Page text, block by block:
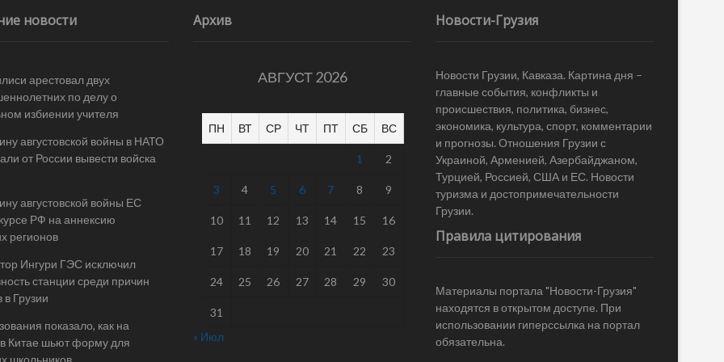
новости
арестовал двух
по делу о
избиении учителя
августовской войны в НАТО
от России вывести войска
августовской войны ЕС
РФ на аннексию
регионов
Ингури ГЭС исключил
станции среди причин
в Грузии
показало, как на
Китае шьют форму для
школьников
Архив
АВГУСТ 2026
ПН ВТ СР ЧТ ПТ СБ ВС
1 2
3 4 5 6 7 8 9
10 11 12 13 14 15 16
17 18 19 20 21 22 23
24 25 26 27 28 29 30
31
« Июл
Новости-Грузия
Новости Грузии, Кавказа. Картина дня –
главные события, конфликты и
происшествия, политика, бизнес,
экономика, культура, спорт, комментарии
и прогнозы. Отношения Грузии с
Украиной, Арменией, Азербайджаном,
Турцией, Россией, США и ЕС. Новости
туризма и достопримечательности
Грузии.
Правила цитирования
Материалы портала "Новости-Грузия"
находятся в открытом доступе. При
использовании гиперссылка на портал
обязательна.